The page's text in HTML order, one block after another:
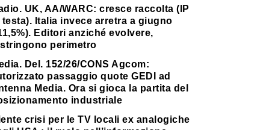
UK, AA/WARC: cresce raccolta (IP
testa). Italia invece arretra a giugno
Editori anziché evolvere,
perimetro
Del. 152/26/CONS Agcom:
passaggio quote GEDI ad
Media. Ora si gioca la partita del
industriale
crisi per le TV locali ex analogiche